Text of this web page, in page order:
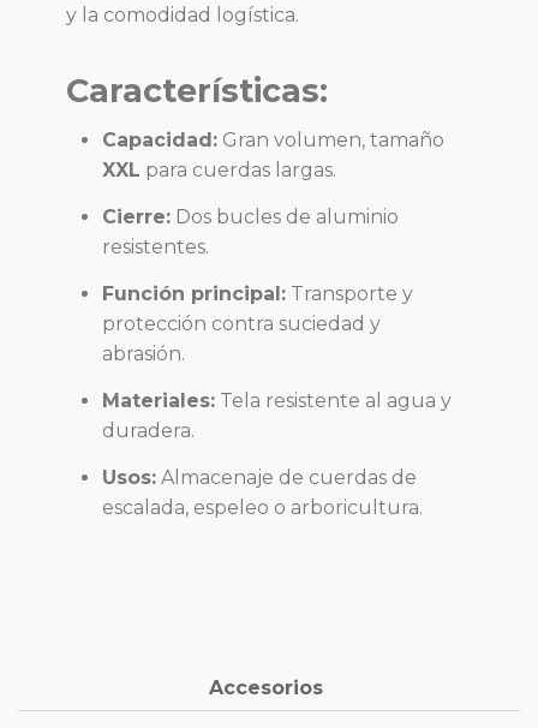
y la comodidad logística.
Características:
Capacidad: Gran volumen, tamaño
XXL para cuerdas largas.
Cierre: Dos bucles de aluminio
resistentes.
Función principal: Transporte y
protección contra suciedad y
abrasión.
Materiales: Tela resistente al agua y
duradera.
Usos: Almacenaje de cuerdas de
escalada, espeleo o arboricultura.
Accesorios